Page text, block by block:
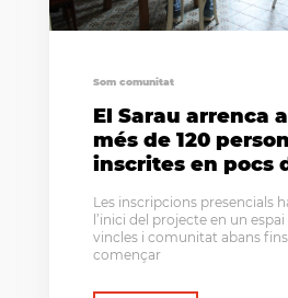
Som comunitat
El Sarau arrenca
més de 120
inscrites en pocs
Les inscripcions presencials
l’inici del projecte en un
vincles i comunitat abans
començar